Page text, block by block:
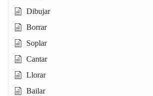
Dibujar
Borrar
Soplar
Cantar
Llorar
Bailar